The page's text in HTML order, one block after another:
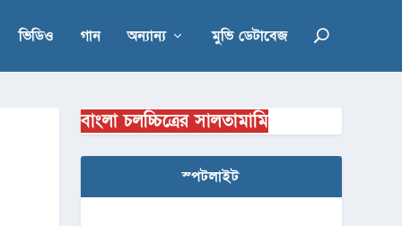
ভিডিও গান অন্যান্য মুভি ডেটাবেজ
বাংলা চলচ্চিত্রের সালতামামি
স্পটলাইট